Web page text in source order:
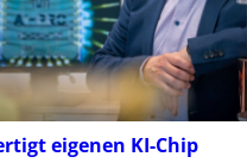
eigenen KI-Chip